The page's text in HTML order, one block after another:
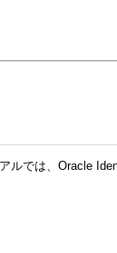
では、Oracle